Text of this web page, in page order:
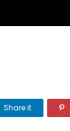
Share it